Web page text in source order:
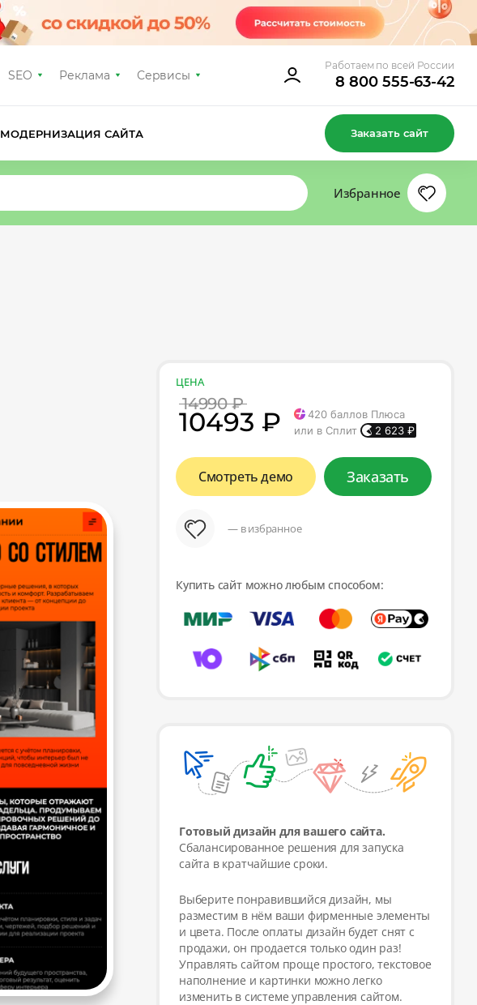
SEO Реклама Сервисы
Работаем по всей России
8 800 555-63-42
МОДЕРНИЗАЦИЯ САЙТА Заказать сайт
Избранное
ЦЕНА
14990 ₽
10493 ₽ 420 баллов Плюса
или в Сплит
2 623 ₽
Смотреть демо Заказать
— в избранное
Купить сайт можно любым способом:
Готовый дизайн для вашего сайта.
Сбалансированное решения для запуска
сайта в кратчайшие сроки.
Выберите понравившийся дизайн, мы
разместим в нём ваши фирменные элементы
и цвета. После оплаты дизайн будет снят с
продажи, он продается только один раз!
Управлять сайтом проще простого, текстовое
наполнение и картинки можно легко
изменить в системе управления сайтом.